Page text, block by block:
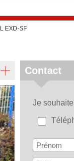
EXD-SF
Contact
Je